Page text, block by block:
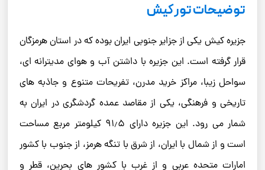
توضیحات تور کیش
جزیره کیش یکی از جزایر جنوبی ایران بوده که در استان هرمزگان
قرار گرفته است. این جزیره با داشتن آب و هوای مدیترانه‌ ای،
سواحل زیبا، مراکز خرید مدرن، تفریحات متنوع و جاذبه‌ های
تاریخی و فرهنگی، یکی از مقاصد عمده گردشگری در ایران به
‌شمار می ‌رود. این جزیره دارای ۹۱٫۵ کیلومتر مربع مساحت
است و از شمال با ایران، از شرق با تنگه هرمز، از جنوب با کشور
امارات متحده عربی و از غرب با کشور های بحرین، قطر و